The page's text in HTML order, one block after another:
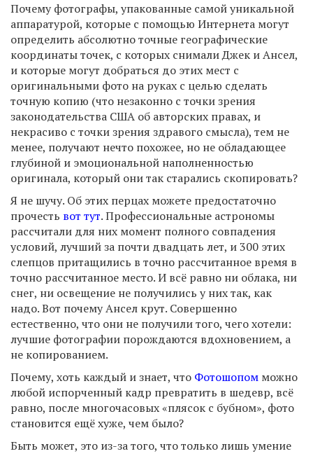
Почему фотографы, упакованные самой уникальной
аппаратурой, которые с помощью Интернета могут
определить абсолютно точные географические
координаты точек, с которых снимали Джек и Ансел,
и которые могут добраться до этих мест с
оригинальными фото на руках с целью сделать
точную копию (что незаконно с точки зрения
законодательства США об авторских правах, и
некрасиво с точки зрения здравого смысла), тем не
менее, получают нечто похожее, но не обладающее
глубиной и эмоциональной наполненностью
оригинала, который они так старались скопировать?
Я не шучу. Об этих перцах можете предостаточно
прочесть вот тут. Профессиональные астрономы
рассчитали для них момент полного совпадения
условий, лучший за почти двадцать лет, и 300 этих
слепцов притащились в точно рассчитанное время в
точно рассчитанное место. И всё равно ни облака, ни
снег, ни освещение не получились у них так, как
надо. Вот почему Ансел крут. Совершенно
естественно, что они не получили того, чего хотели:
лучшие фотографии порождаются вдохновением, а
не копированием.
Почему, хоть каждый и знает, что Фотошопом можно
любой испорченный кадр превратить в шедевр, всё
равно, после многочасовых «плясок с бубном», фото
становится ещё хуже, чем было?
Быть может, это из-за того, что только лишь умение